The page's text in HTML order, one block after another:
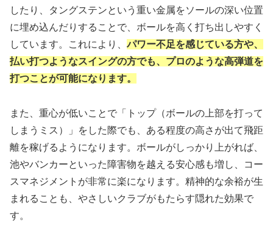
したり、タングステンという重い金属をソールの深い位置
に埋め込んだりすることで、ボールを高く打ち出しやすく
しています。これにより、パワー不足を感じている方や、
払い打つようなスイングの方でも、プロのような高弾道を
打つことが可能になります。
また、重心が低いことで「トップ（ボールの上部を打って
しまうミス）」をした際でも、ある程度の高さが出て飛距
離を稼げるようになります。ボールがしっかり上がれば、
池やバンカーといった障害物を越える安心感も増し、コー
スマネジメントが非常に楽になります。精神的な余裕が生
まれることも、やさしいクラブがもたらす隠れた効果で
す。